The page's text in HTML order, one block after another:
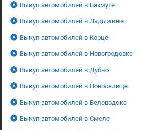
Выкуп автомобилей в Бахмуте
Выкуп автомобилей в Ладыжине
Выкуп автомобилей в Корце
Выкуп автомобилей в Новогродовке
Выкуп автомобилей в Дубно
Выкуп автомобилей в Новоселице
Выкуп автомобилей в Беловодске
Выкуп автомобилей в Смеле